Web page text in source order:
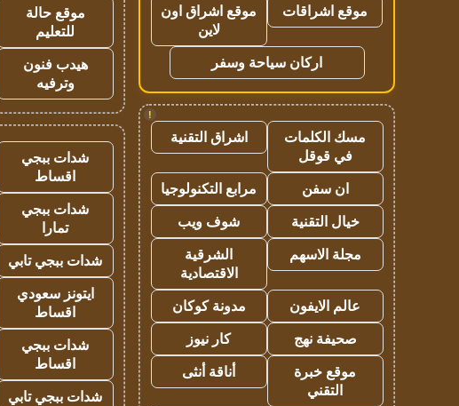
موقع اشراقات
موقع اشراق اون
لاين
اركان سياحة وسفر
!
مسك الكلمات
في قوقل
اشراق التقنية
ان سفن
مرابع التكنولوجيا
خيال التقنية
شوف ويب
مجلة الاسهم
الشرقية
الاقتصادية
عالم الايفون
مدونة كوكان
صحيفة نهج
كار نيوز
موقع خبرة
التقني
أناقة أنثى
موقع حالة
للتعليم
هيدب فنون
وترفيه
شدات ببجي
اقساط
شدات ببجي
تمارا
شدات ببجي تابي
ايتونز سعودي
اقساط
شدات ببجي
اقساط
شدات ببجي تابي